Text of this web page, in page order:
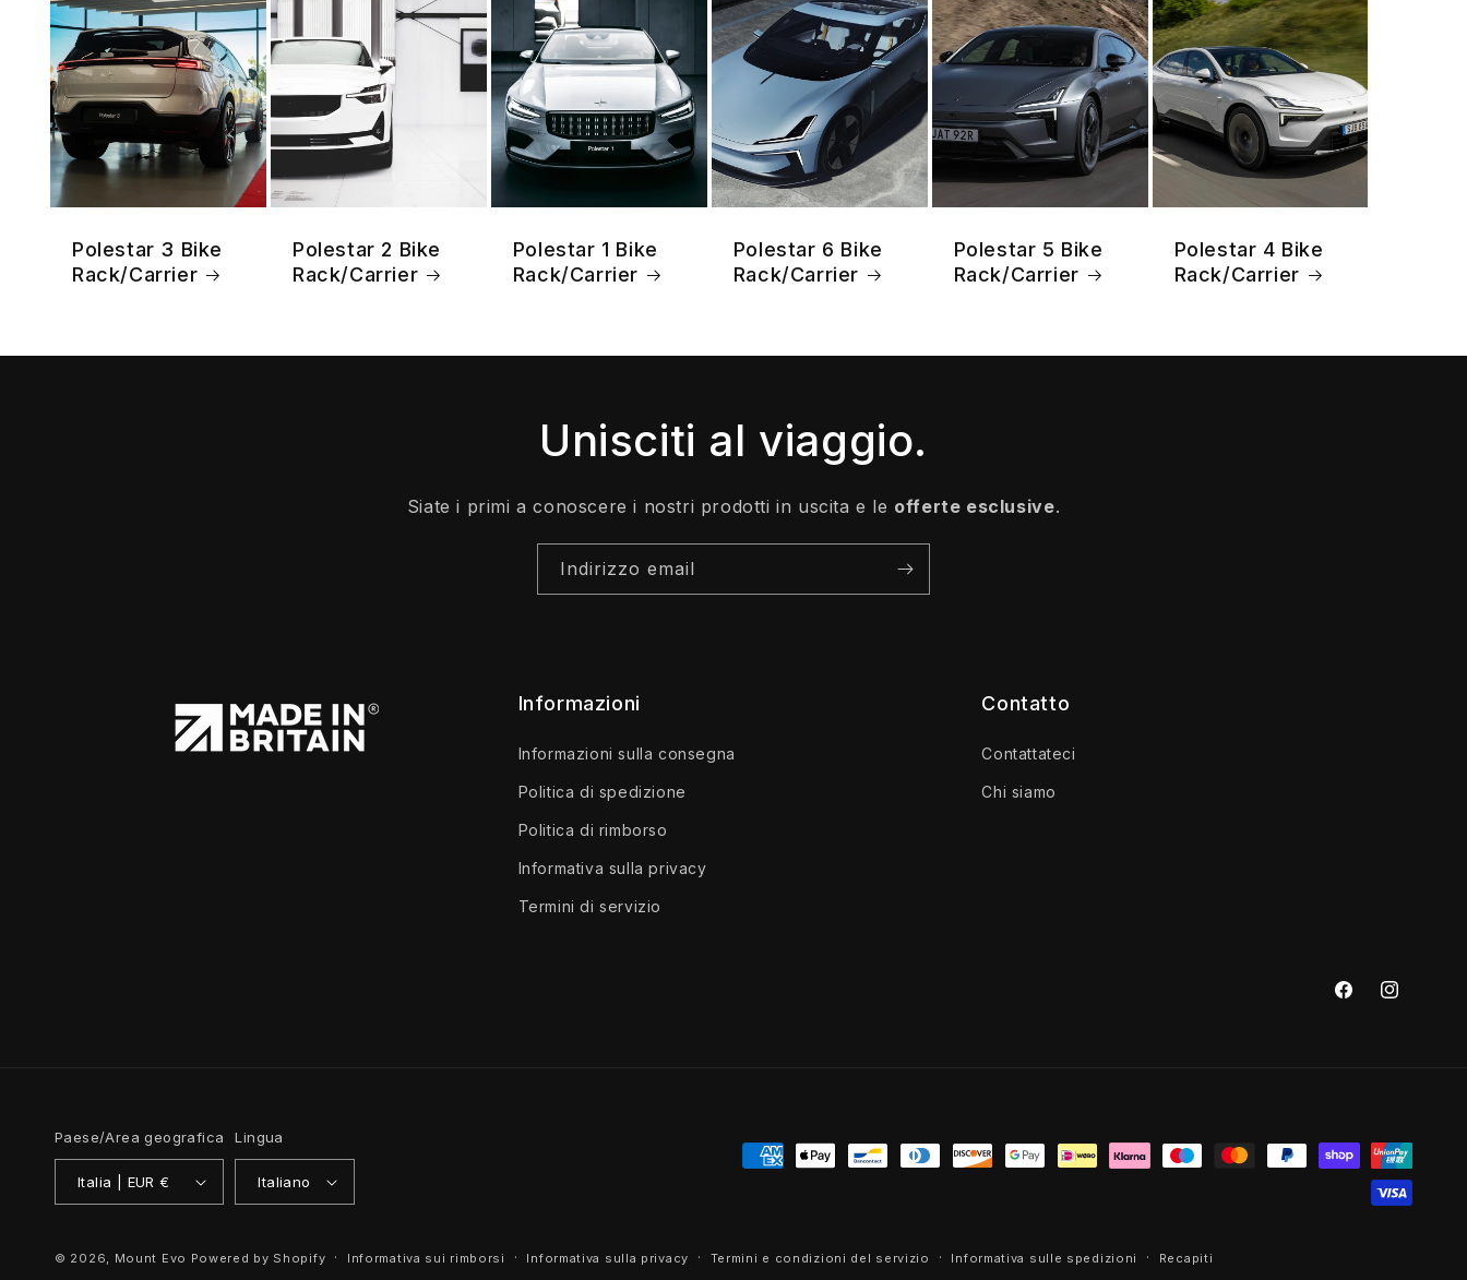
Polestar 3 Bike
Rack/Carrier
Polestar 2 Bike
Rack/Carrier
Polestar 1 Bike
Rack/Carrier
Polestar 6 Bike
Rack/Carrier
Polestar 5 Bike
Rack/Carrier
Polestar 4 Bike
Rack/Carrier
Unisciti al viaggio.
Siate i primi a conoscere i nostri prodotti in uscita e le offerte esclusive.
Indirizzo email
Informazioni
Informazioni sulla consegna
Politica di spedizione
Politica di rimborso
Informativa sulla privacy
Termini di servizio
Contatto
Contattateci
Chi siamo
FacebookInstagram
Paese/Area geografica
Italia | EUR €
Lingua
Italiano
Metodi
© 2026, Mount Evo Powered by Shopify Informativa sui rimborsi Informativa sulla privacy Termini e condizioni del servizio Informativa sulle spedizioni Recapiti